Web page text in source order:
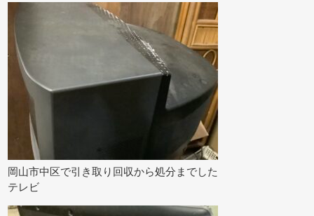
岡山市中区で引き取り回収から処分までした
テレビ